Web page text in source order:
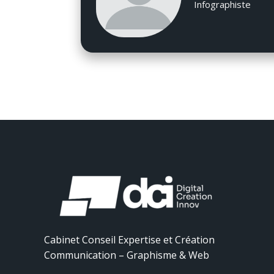
Infographiste
Cabinet Conseil Expertise et Création
Communication – Graphisme & Web